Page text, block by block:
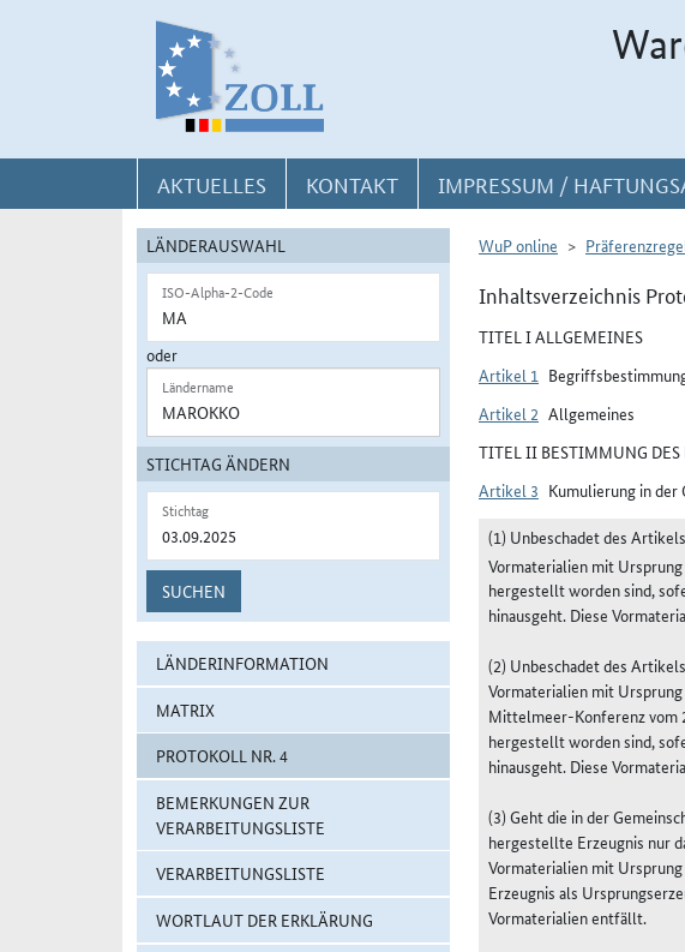
AKTUELLES KONTAKT IMPRESSUM /
LÄNDERAUSWAHL
ISO-Alpha-2-Code
oder
Ländername
STICHTAG ÄNDERN
Stichtag
SUCHEN
LÄNDERINFORMATION
MATRIX
PROTOKOLL NR. 4
BEMERKUNGEN ZUR
VERARBEITUNGSLISTE
VERARBEITUNGSLISTE
WORTLAUT DER ERKLÄRUNG
WuP online
Inhaltsverzeichnis
TITEL I ALLGEMEINES
Artikel 1
Artikel 2 Allgemeines
TITEL II BESTIMMUNG DES
Artikel 3 Kumulierung in der
(1) Unbeschadet des
Vormaterialien mit
hergestellt worden sind,
hinausgeht. Diese
(2) Unbeschadet des
Vormaterialien mit
Mittelmeer-Konferenz vom
hergestellt worden sind,
hinausgeht. Diese
(3) Geht die in der
hergestellte Erzeugnis nur
Vormaterialien mit
Erzeugnis als
Vormaterialien entfällt.